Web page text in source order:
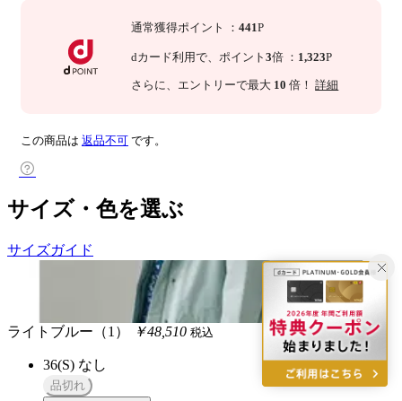
通常獲得ポイント ：441P
dカード利用で、ポイント3倍 ： 1,323P
さらに、エントリーで最大 10 倍！詳細
この商品は 返品不可 です。
サイズ・色を選ぶ
サイズガイド
ライトブルー（1） ￥48,510 税込
36(S) なし
品切れ